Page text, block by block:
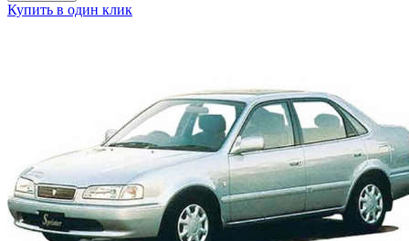
Купить в один клик